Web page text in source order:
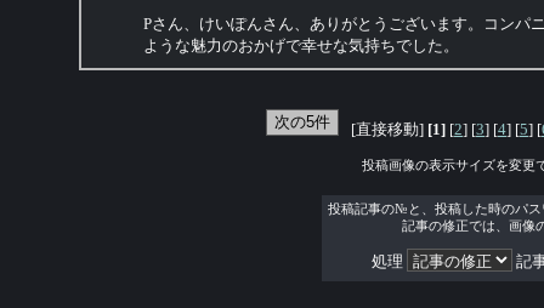
Pさん、けいぽんさん、ありがとうございます。コンパ
ような魅力のおかげで幸せな気持ちでした。
[直接移動] [1] [2] [3] [4] [5] [
投稿画像の表示サイズを変更
投稿記事の№と、投稿した時のパ
記事の修正では、画像
処理 記